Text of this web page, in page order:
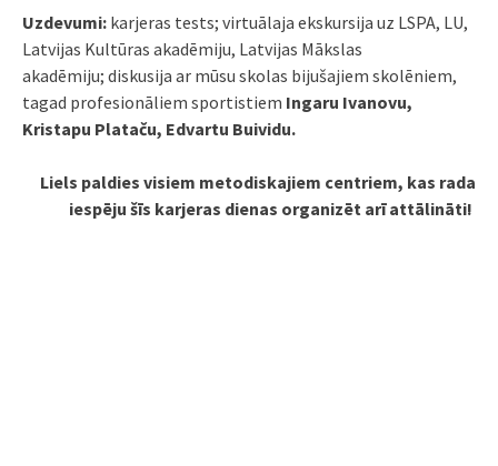
Uzdevumi: karjeras tests; virtuālaja ekskursija uz LSPA, LU,
Latvijas Kultūras akadēmiju, Latvijas Mākslas
akadēmiju; diskusija ar mūsu skolas bijušajiem skolēniem,
tagad profesionāliem sportistiem Ingaru Ivanovu,
Kristapu Plataču, Edvartu Buividu.
Liels paldies visiem metodiskajiem centriem, kas rada
iespēju šīs karjeras dienas organizēt arī attālināti!